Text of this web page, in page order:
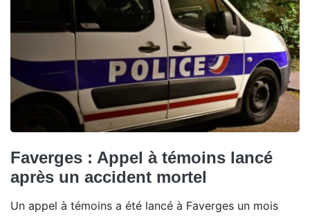
Faverges : Appel à témoins lancé
après un accident mortel
Un appel à témoins a été lancé à Faverges un mois